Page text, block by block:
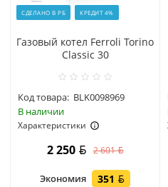
СДЕЛАНО В РБ КРЕДИТ 4%
Газовый котел Ferroli Torino
Classic 30
Код товара: BLK0098969
В наличии
Характеристики
2 250 2 601
Экономия 351